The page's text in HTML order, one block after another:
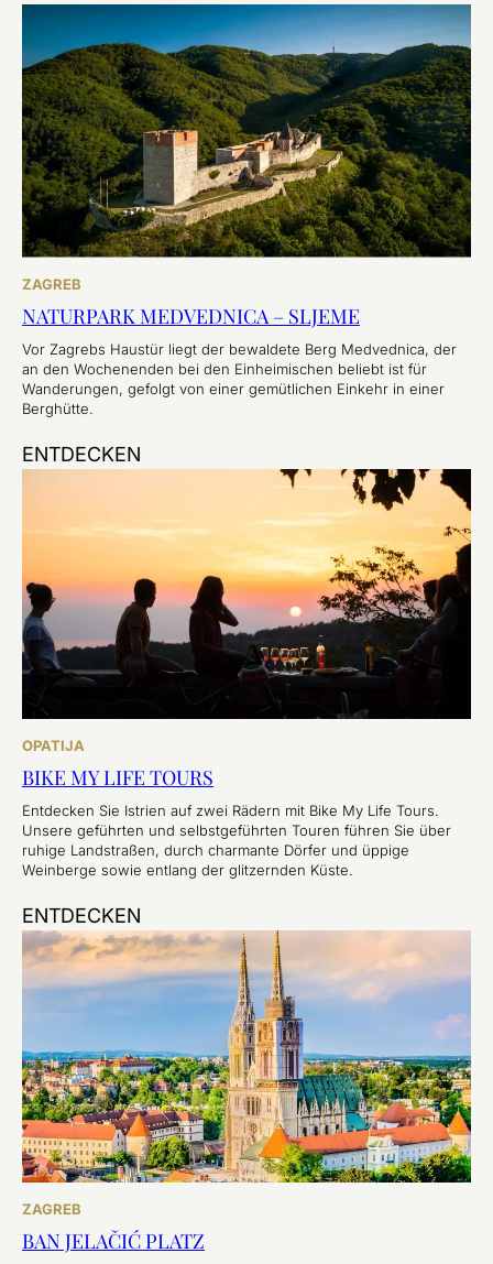
ZAGREB
NATURPARK MEDVEDNICA – SLJEME
Vor Zagrebs Haustür liegt der bewaldete Berg Medvednica, der
an den Wochenenden bei den Einheimischen beliebt ist für
Wanderungen, gefolgt von einer gemütlichen Einkehr in einer
Berghütte.
ENTDECKEN
OPATIJA
BIKE MY LIFE TOURS
Entdecken Sie Istrien auf zwei Rädern mit Bike My Life Tours.
Unsere geführten und selbstgeführten Touren führen Sie über
ruhige Landstraßen, durch charmante Dörfer und üppige
Weinberge sowie entlang der glitzernden Küste.
ENTDECKEN
ZAGREB
BAN JELAČIĆ PLATZ